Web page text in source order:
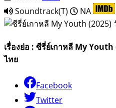
Soundtrack(T)
NA
เรื่องย่อ : ซีรี่ย์เกาหลี My Youth
ไทย
Facebook
Twitter